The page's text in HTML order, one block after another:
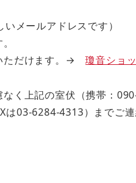
ールアドレスです）
いただけます。→瓊音ショ
く上記の室伏（携帯：
03-6284-4313）までご連